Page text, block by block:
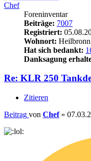
Chef
Foreninventar
Beiträge: 7007
Registriert:
Wohnort: Heilbronn
Hat sich bedankt:
Danksagung
Re: KLR 250
Zitieren
Beitrag von Chef»